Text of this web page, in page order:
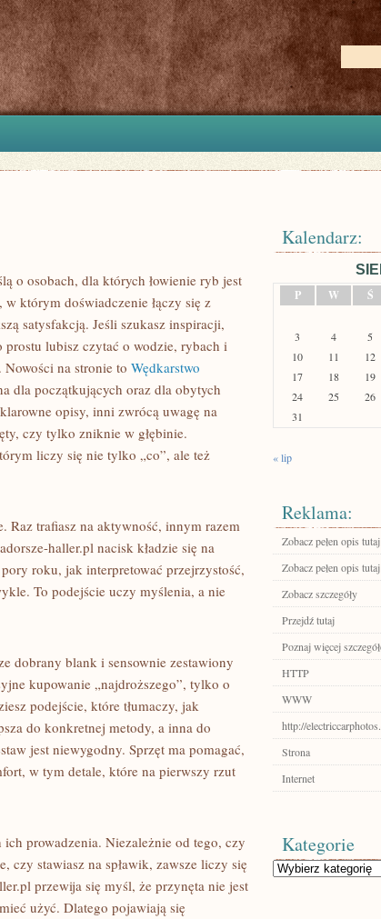
o osobach, dla których łowienie ryb jest
którym doświadczenie łączy się z
satysfakcją. Jeśli szukasz inspiracji,
prostu lubisz czytać o wodzie, rybach i
na stronie to Wędkarstwo
dla początkujących oraz dla obytych
opisy, inni zwrócą uwagę na
czy tylko zniknie w głębinie.
liczy się nie tylko „co”, ale też
Raz trafiasz na aktywność, innym razem
haller.pl nacisk kładzie się na
roku, jak interpretować przejrzystość,
To podejście uczy myślenia, a nie
dobrany blank i sensownie zestawiony
kupowanie „najdroższego”, tylko o
podejście, które tłumaczy, jak
do konkretnej metody, a inna do
jest niewygodny. Sprzęt ma pomagać,
w tym detale, które na pierwszy rzut
prowadzenia. Niezależnie od tego, czy
czy stawiasz na spławik, zawsze liczy się
przewija się myśl, że przynęta nie jest
użyć. Dlatego pojawiają się
Kalendarz:
P
W Ś
3
4 5
10
11 12
17
18 19
24
25 26
31
« lip
Reklama:
Zobacz pełen opis tutaj
Zobacz pełen opis tutaj
Zobacz szczegóły
Przejdź tutaj
Poznaj więcej
HTTP
WWW
http://
Strona
Internet
Kategorie
Kategorie